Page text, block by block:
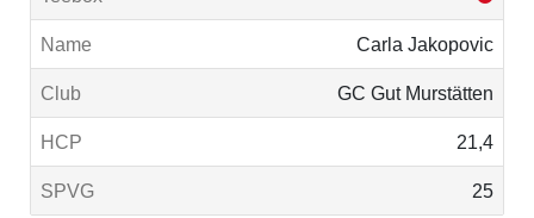
Carla Jakopovic
GC Gut Murstätten
21,4
25